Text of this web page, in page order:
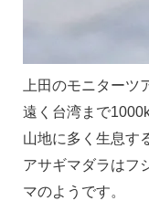
上田のモニターツ
遠く台湾まで
山地に多く生息す
アサギマダラはフ
マのようです。